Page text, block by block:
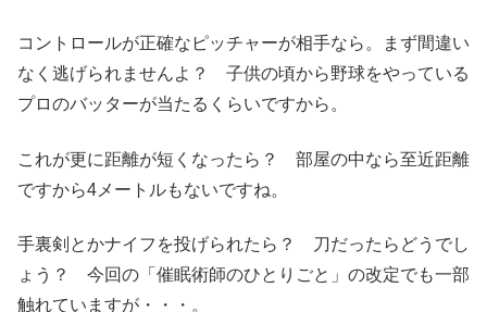
コントロールが正確なピッチャーが相手なら。まず間違い
なく逃げられませんよ？ 子供の頃から野球をやっている
プロのバッターが当たるくらいですから。
これが更に距離が短くなったら？ 部屋の中なら至近距離
ですから4メートルもないですね。
手裏剣とかナイフを投げられたら？ 刀だったらどうでし
ょう？ 今回の「催眠術師のひとりごと」の改定でも一部
触れていますが・・・。